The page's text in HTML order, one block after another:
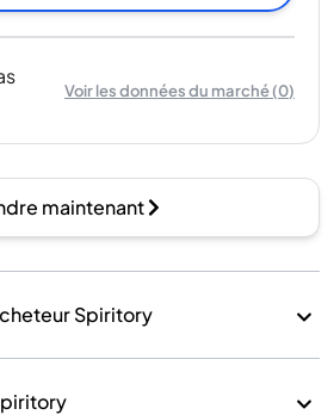
Voir les données du marché(0)
maintenant
Spiritory